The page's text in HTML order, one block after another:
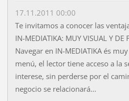
17.11.2011 00:00
Te invitamos a conocer las
IN-MEDIATIKA: MUY VISUAL Y DE
Navegar en IN-MEDIATIKA és
menú, el lector tiene acceso a la
interese, sin perderse por el
negocio se relacionará...